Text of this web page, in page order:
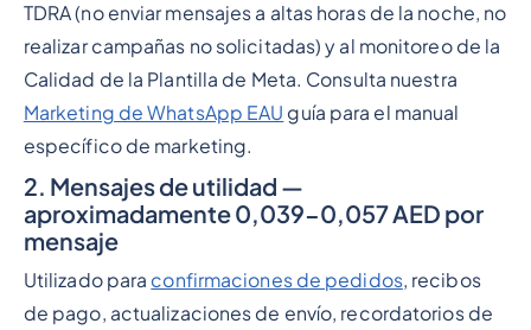
TDRA (no enviar mensajes a altas horas de la noche, no
realizar campañas no solicitadas) y al monitoreo de la
Calidad de la Plantilla de Meta. Consulta nuestra
Marketing de WhatsApp EAU guía para el manual
específico de marketing.
2. Mensajes de utilidad —
aproximadamente 0,039-0,057 AED por
mensaje
Utilizado para confirmaciones de pedidos, recibos
de pago, actualizaciones de envío, recordatorios de